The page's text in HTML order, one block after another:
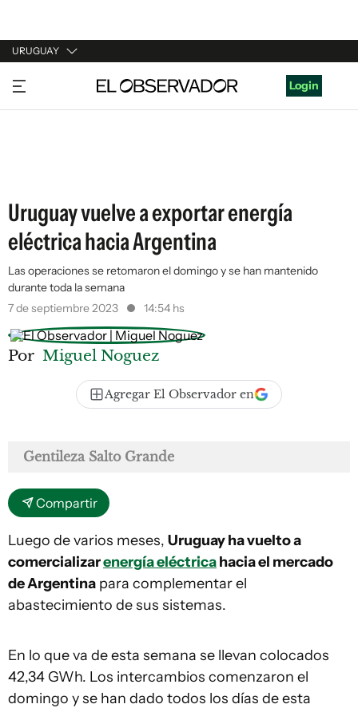
URUGUAY
URUGUAY
ARGENTINA
Login
Uruguay vuelve a exportar energía
eléctrica hacia Argentina
Las operaciones se retomaron el domingo y se han mantenido
durante toda la semana
7 de septiembre 2023
14:54 hs
Por Miguel Noguez
Agregar El Observador en
Gentileza Salto Grande
Compartir
Luego de varios meses, Uruguay ha vuelto a
comercializarenergía eléctricahacia el mercado
de Argentina para complementar el
abastecimiento de sus sistemas.
En lo que va de esta semana se llevan colocados
42,34 GWh. Los intercambios comenzaron el
domingo y se han dado todos los días de esta